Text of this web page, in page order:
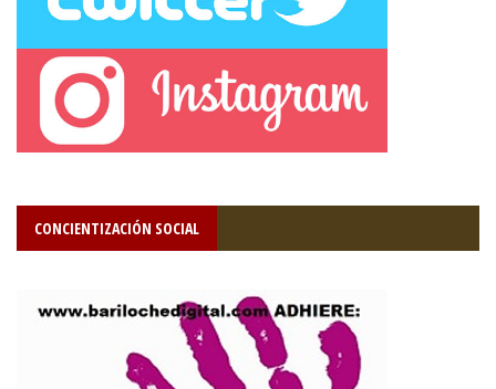
CONCIENTIZACIÓN SOCIAL